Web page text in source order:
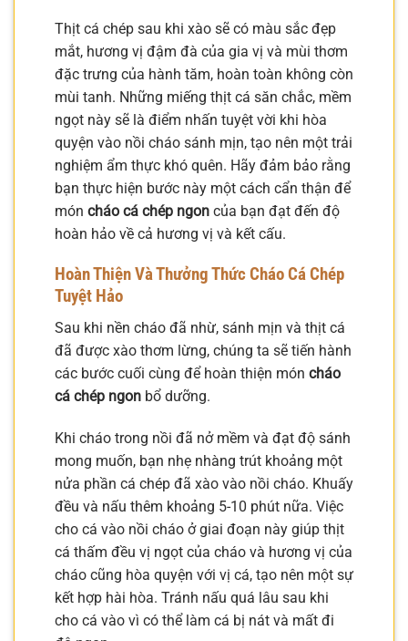
Thịt cá chép sau khi xào sẽ có màu sắc đẹp
mắt, hương vị đậm đà của gia vị và mùi thơm
đặc trưng của hành tăm, hoàn toàn không còn
mùi tanh. Những miếng thịt cá săn chắc, mềm
ngọt này sẽ là điểm nhấn tuyệt vời khi hòa
quyện vào nồi cháo sánh mịn, tạo nên một trải
nghiệm ẩm thực khó quên. Hãy đảm bảo rằng
bạn thực hiện bước này một cách cẩn thận để
món cháo cá chép ngon của bạn đạt đến độ
hoàn hảo về cả hương vị và kết cấu.
Hoàn Thiện Và Thưởng Thức Cháo Cá Chép
Tuyệt Hảo
Sau khi nền cháo đã nhừ, sánh mịn và thịt cá
đã được xào thơm lừng, chúng ta sẽ tiến hành
các bước cuối cùng để hoàn thiện món cháo
cá chép ngon bổ dưỡng.
Khi cháo trong nồi đã nở mềm và đạt độ sánh
mong muốn, bạn nhẹ nhàng trút khoảng một
nửa phần cá chép đã xào vào nồi cháo. Khuấy
đều và nấu thêm khoảng 5-10 phút nữa. Việc
cho cá vào nồi cháo ở giai đoạn này giúp thịt
cá thấm đều vị ngọt của cháo và hương vị của
cháo cũng hòa quyện với vị cá, tạo nên một sự
kết hợp hài hòa. Tránh nấu quá lâu sau khi
cho cá vào vì có thể làm cá bị nát và mất đi